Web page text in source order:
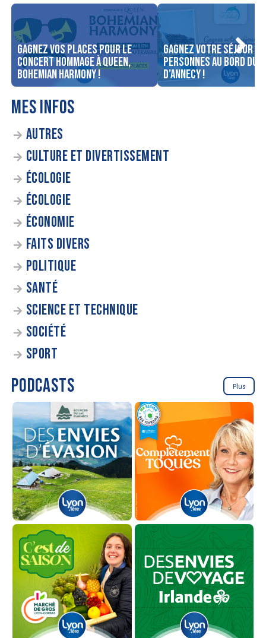
Gagnez vos places pour le
concert Hommage à Queen,
Bohemian Harmony !
Gagnez votre séjour
personnes au bord du
d’Annecy !
MES INFOS
AUTRES
CULTURE ET DIVERTISSEMENT
ÉCOLOGIE
ÉCOLOGIE
ÉCONOMIE
FAITS DIVERS
POLITIQUE
SANTÉ
SCIENCE ET TECHNIQUE
SOCIÉTÉ
SPORT
PODCASTS Plus